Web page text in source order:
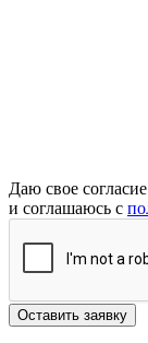
Даю свое
и соглашаюсь с